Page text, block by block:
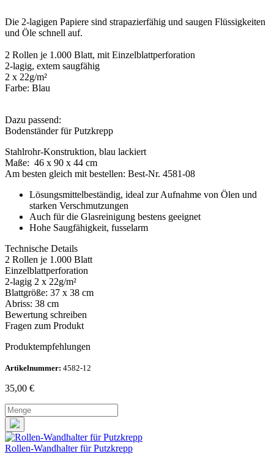
Die 2-lagigen Papiere sind strapazierfähig und saugen Flüssigkeiten
und Öle schnell auf.
2 Rollen je 1.000 Blatt, mit Einzelblattperforation
2-lagig, extem saugfähig
2 x 22g/m²
Farbe: Blau
Dazu passend:
Bodenständer für Putzkrepp
Stahlrohr-Konstruktion, blau lackiert
Maße: 46 x 90 x 44 cm
Am besten gleich mit bestellen: Best-Nr. 4581-08
Lösungsmittelbeständig, ideal zur Aufnahme von Ölen und
starken Verschmutzungen
Auch für die Glasreinigung bestens geeignet
Hohe Saugfähigkeit, fusselarm
Technische Details
2 Rollen je 1.000 Blatt
Einzelblattperforation
2-lagig 2 x 22g/m²
Blattgröße: 37 x 38 cm
Abriss: 38 cm
Bewertung schreiben
Fragen zum Produkt
Produktempfehlungen
Artikelnummer: 4582-12
35,00 €
Rollen-Wandhalter für Putzkrepp